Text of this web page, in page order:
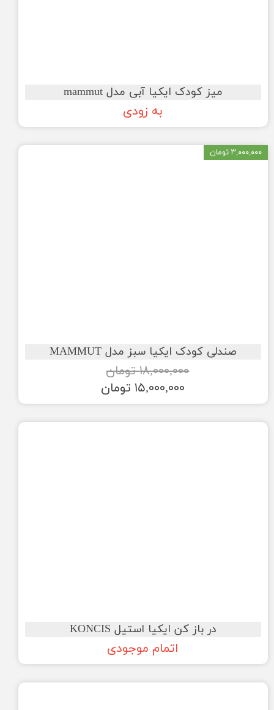
میز کودک ایکیا آبی مدل mammut
به زودی
صندلی کودک ایکیا سبز مدل MAMMUT
۱۸,۰۰۰,۰۰۰ تومان
۱۵,۰۰۰,۰۰۰ تومان
۳,۰۰۰,۰۰۰ تومان
در باز کن ایکیا استیل KONCIS
اتمام موجودی